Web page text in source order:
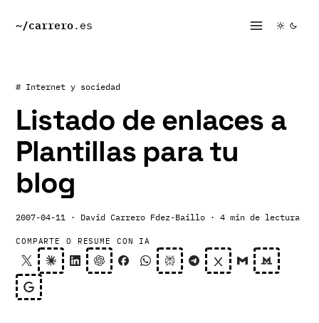
~/carrero.es
# Internet y sociedad
Listado de enlaces a
Plantillas para tu
blog
2007-04-11 · David Carrero Fdez-Baillo · 4 min de lectura
COMPARTE O RESUME CON IA